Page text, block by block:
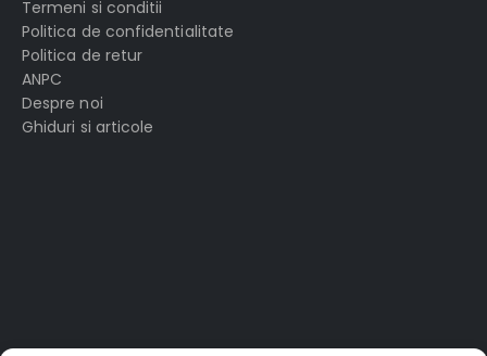
Termeni si conditii
Politica de confidentialitate
Politica de retur
ANPC
Despre noi
Ghiduri si articole